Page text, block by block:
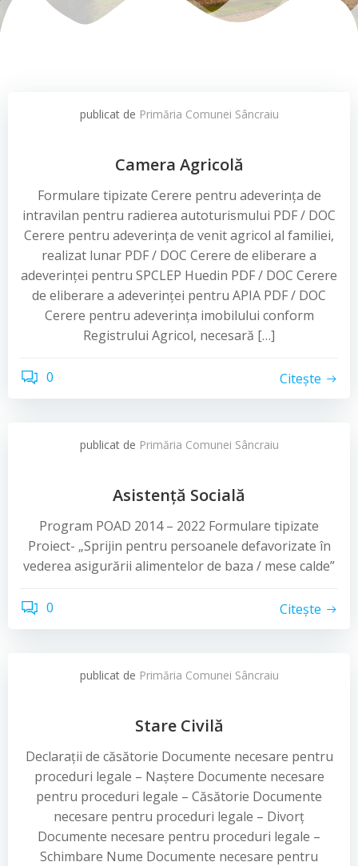
publicat de Primăria Comunei Sâncraiu
Camera Agricolă
Formulare tipizate Cerere pentru adeverința de
intravilan pentru radierea autoturismului PDF / DOC
Cerere pentru adeverința de venit agricol al familiei,
realizat lunar PDF / DOC Cerere de eliberare a
adeverinței pentru SPCLEP Huedin PDF / DOC Cerere
de eliberare a adeverinței pentru APIA PDF / DOC
Cerere pentru adeverința imobilului conform
Registrului Agricol, necesară […]
0 Citește
publicat de Primăria Comunei Sâncraiu
Asistență Socială
Program POAD 2014 – 2022 Formulare tipizate
Proiect- „Sprijin pentru persoanele defavorizate în
vederea asigurării alimentelor de baza / mese calde”
0 Citește
publicat de Primăria Comunei Sâncraiu
Stare Civilă
Declarații de căsătorie Documente necesare pentru
proceduri legale – Naștere Documente necesare
pentru proceduri legale – Căsătorie Documente
necesare pentru proceduri legale – Divorț
Documente necesare pentru proceduri legale –
Schimbare Nume Documente necesare pentru